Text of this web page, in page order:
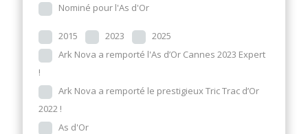
Nominé pour l'As d'Or
2015 2023
2025
Ark Nova a remporté l'As d’Or Cannes 2023 Expert
!
Ark Nova a remporté le prestigieux Tric Trac d’Or
2022 !
As d'Or